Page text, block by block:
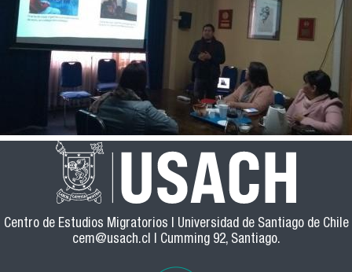
Centro de Estudios Migratorios | Universidad de Santiago de Chile
cem@usach.cl | Cumming 92, Santiago.